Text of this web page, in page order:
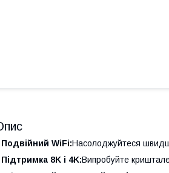
Подвійний WiFi:Насолоджуйтеся
Підтримка 8K і 4K:Випробуйте